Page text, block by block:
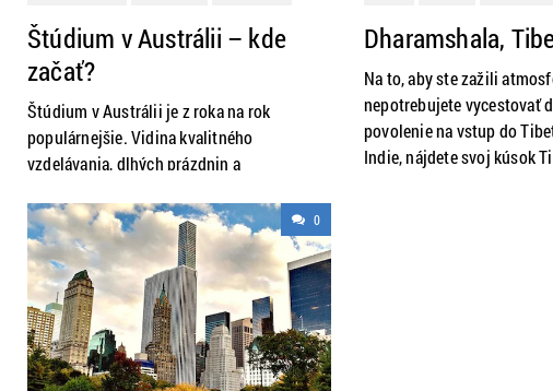
PRAKTICKÉ INFORMÁCIE
ZAHRANIČIE
Štúdium v Austrálii – kde
začať?
Štúdium v Austrálii je z roka na rok
populárnejšie. Vidina kvalitného
vzdelávania, dlhých prázdnin a
mladých ľudí. Ak snívate o živote s
protinožcami aj vy, pozrite sa s nami na
možnosti vycestovania do tejto exotickej
krajiny.
PRAKTICKÉ INFORMÁCIE
Dharamshala,
Na to, aby ste zažili
nepotrebujete vycestovať
povolenie na vstup do
Indie, nájdete svoj kúsok
0